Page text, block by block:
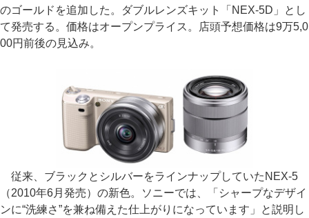
のゴールドを追加した。ダブルレンズキット「NEX-5D」とし
て発売する。価格はオープンプライス。店頭予想価格は9万5,0
00円前後の見込み。
従来、ブラックとシルバーをラインナップしていたNEX-5
（2010年6月発売）の新色。ソニーでは、「シャープなデザイ
ンに“洗練さ”を兼ね備えた仕上がりになっています」と説明し